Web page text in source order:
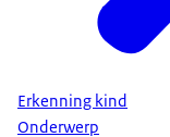
Erkenning kind
Onderwerp